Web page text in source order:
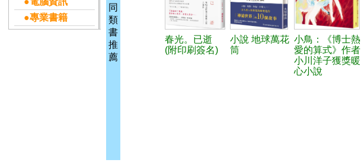
●專業書籍
同
類
書
推
薦
春光。已逝
(附印刷簽名)
小說 地球萬花
筒
小鳥：《博士熱
愛的算式》作者
小川洋子獲獎暖
心小說